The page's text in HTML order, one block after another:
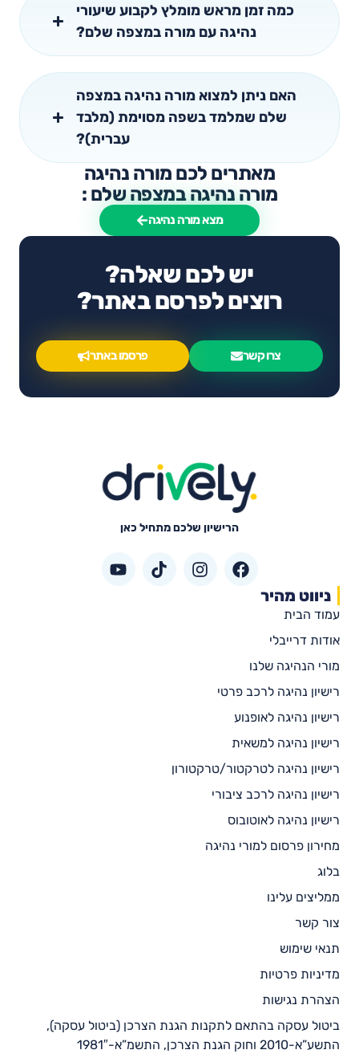
כמה זמן מראש מומלץ לקבוע שיעורי
נהיגה עם מורה במצפה שלם?
האם ניתן למצוא מורה נהיגה במצפה
שלם שמלמד בשפה מסוימת (מלבד
עברית)?
מאתרים לכם מורה נהיגה
מורה נהיגה במצפה שלם :
מצא מורה נהיגה
יש לכם שאלה?
רוצים לפרסם באתר?
צרו קשר פרסמו באתר
הרישיון שלכם מתחיל כאן
ניווט מהיר
עמוד הבית
אודות דרייבלי
מורי הנהיגה שלנו
רישיון נהיגה לרכב פרטי
רישיון נהיגה לאופנוע
רישיון נהיגה למשאית
רישיון נהיגה לטרקטור/טרקטורון
רישיון נהיגה לרכב ציבורי
רישיון נהיגה לאוטובוס
מחירון פרסום למורי נהיגה
בלוג
ממליצים עלינו
צור קשר
תנאי שימוש
מדיניות פרטיות
הצהרת נגישות
ביטול עסקה בהתאם לתקנות הגנת הצרכן (ביטול עסקה),
התשע”א-2010 וחוק הגנת הצרכן, התשמ”א-1981″